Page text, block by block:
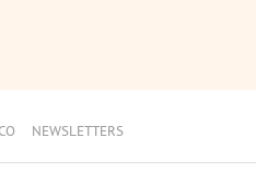
NEWSLETTERS